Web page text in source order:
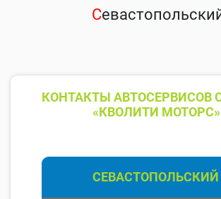
С
КОНТАКТЫ АВТОСЕРВИСОВ
«КВОЛИТИ
СЕВАСТОПОЛЬСКИЙ